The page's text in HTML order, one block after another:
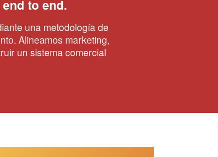
to end.
una metodología de
Alineamos marketing,
un sistema comercial